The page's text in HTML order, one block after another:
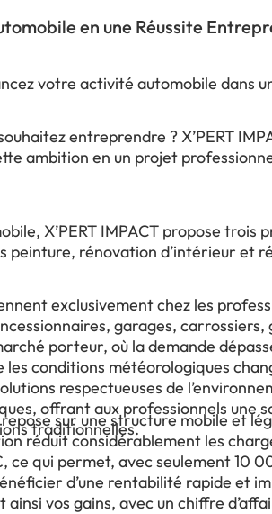
en une Réussite
votre activité automobile dans
entreprendre ? X’PERT
ambition en un projet
X’PERT IMPACT propose trois
peinture, rénovation d’intérieur et
exclusivement chez les
garages,
porteur, où la demande
conditions météorologiques
respectueuses de
offrant aux professionnels une
traditionnelles.
sur une structure mobile et
réduit considérablement les
ce qui permet, avec seulement 10
d’une rentabilité rapide et
vos gains, avec un chiffre